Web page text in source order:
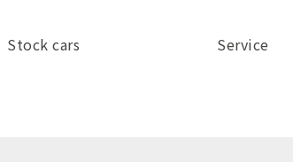
Stock cars Service